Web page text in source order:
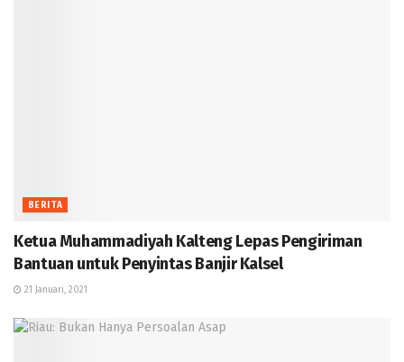
BERITA
Ketua Muhammadiyah Kalteng Lepas Pengiriman
Bantuan untuk Penyintas Banjir Kalsel
21 Januari, 2021